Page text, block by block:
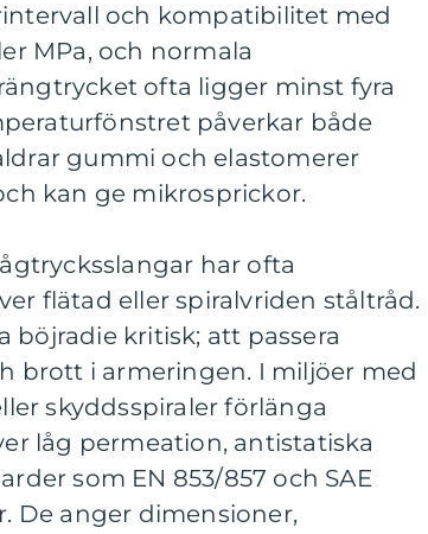
och kompatibilitet med
MPa, och normala
ofta ligger minst fyra
påverkar både
gummi och elastomerer
kan ge mikrosprickor.
har ofta
flätad eller spiralvriden ståltråd.
kritisk; att passera
brott i armeringen. I miljöer med
skyddsspiraler förlänga
låg permeation, antistatiska
som EN 853/857 och SAE
De anger dimensioner,